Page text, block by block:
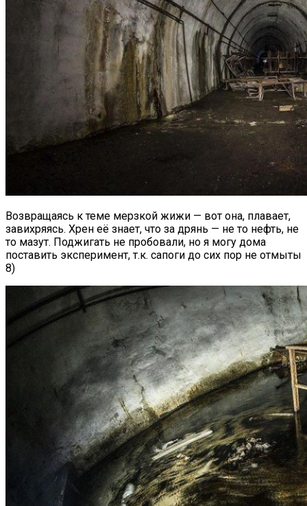
Возвращаясь к теме мерзкой жижи — вот она, плавает,
завихряясь. Хрен её знает, что за дрянь — не то нефть, не
то мазут. Поджигать не пробовали, но я могу дома
поставить эксперимент, т.к. сапоги до сих пор не отмыты
8)